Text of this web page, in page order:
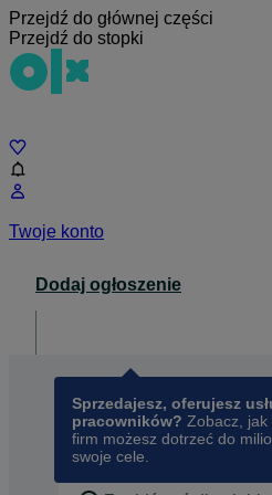
Przejdź do głównej części
Przejdź do stopki
Twoje konto
Dodaj ogłoszenie
Sprzedajesz, oferujesz
pracowników? Zobacz,
firm możesz dotrzeć do
swoje cele.